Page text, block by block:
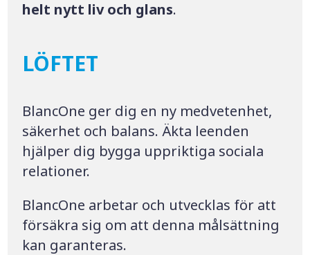
helt nytt liv och glans.
LÖFTET
BlancOne ger dig en ny medvetenhet,
säkerhet och balans. Äkta leenden
hjälper dig bygga uppriktiga sociala
relationer.
BlancOne arbetar och utvecklas för att
försäkra sig om att denna målsättning
kan garanteras.